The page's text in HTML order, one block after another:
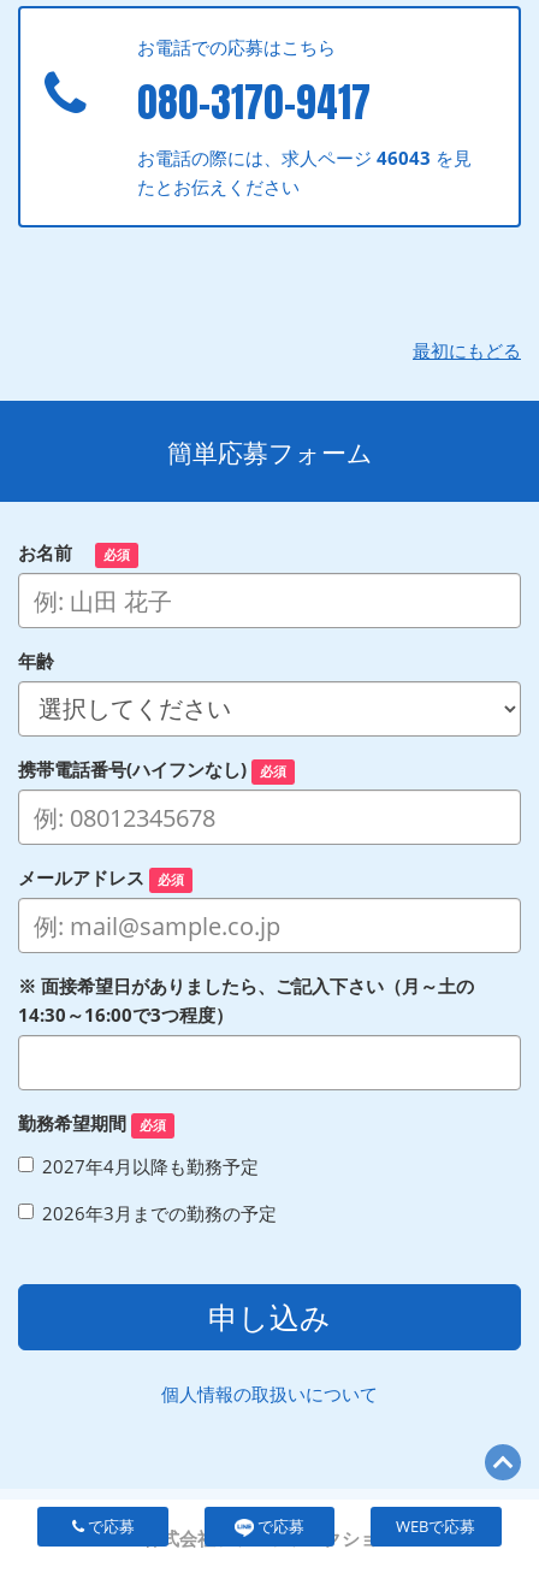
お電話での応募はこちら
080-3170-9417
お電話の際には、求人ページ46043 を見
たとお伝えください
最初にもどる
簡単応募フォーム
お名前 必須
年齢
携帯電話番号(ハイフンなし) 必須
メールアドレス 必須
※ 面接希望日がありましたら、ご記入下さい（月～土の
14:30～16:00で3つ程度）
勤務希望期間 必須
2027年4月以降も勤務予定
2026年3月までの勤務の予定
申し込み
個人情報の取扱いについて
で応募 で応募 WEBで応募
株式会社ファンファンクション